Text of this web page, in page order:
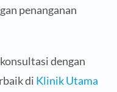
penanganan
dengan
di Klinik Utama